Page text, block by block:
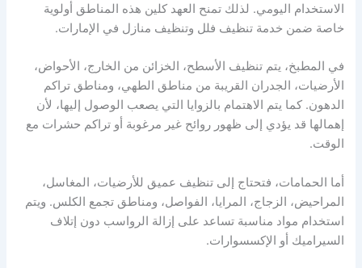
الاستخدام اليومي. لذلك تمنح العهد كلين هذه المناطق أولوية
خاصة ضمن خدمة تنظيف فلل وتنظيف منازل في الإمارات.
في المطبخ، يتم تنظيف الأسطح، الخزائن من الخارج، الأحواض،
الأرضيات، الجدران القريبة من مناطق الطهي، ومناطق تراكم
الدهون. كما يتم الاهتمام بالزوايا التي يصعب الوصول إليها، لأن
إهمالها قد يؤدي إلى ظهور روائح غير مرغوبة أو تراكم حشرات مع
الوقت.
أما الحمامات، فتحتاج إلى تنظيف عميق للأرضيات، المغاسل،
المراحيض، الزجاج، المرايا، الفواصل، ومناطق تجمع الكلس. ويتم
استخدام مواد مناسبة تساعد على إزالة الرواسب دون إتلاف
السيراميك أو الإكسسوارات.